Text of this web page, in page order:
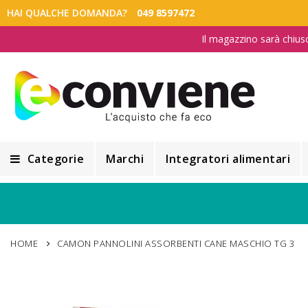
HAI QUALCHE DOMANDA? 049 8597472
Il magazzino sarà
Categorie
Alimentazione e Dietetica
Marchi Integratori alimentari
HOME CAMON PANNOLINI ASSORBENTI CANE MASCHIO TG 3